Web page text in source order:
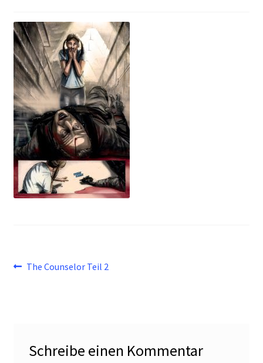
Beitragsnavigation
Vorheriger
The Counselor Teil 2
Schreibe einen Kommentar